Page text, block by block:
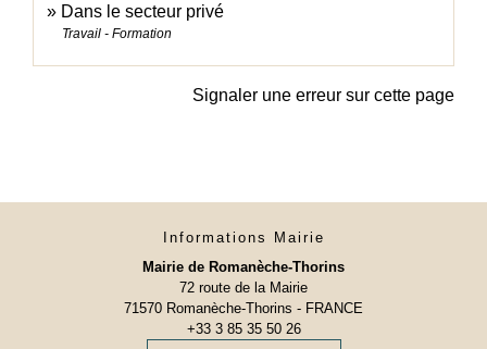
Dans le secteur privé
Travail - Formation
Signaler une erreur sur cette page
Informations Mairie
Mairie de Romanèche-Thorins
72 route de la Mairie
71570 Romanèche-Thorins - FRANCE
+33 3 85 35 50 26